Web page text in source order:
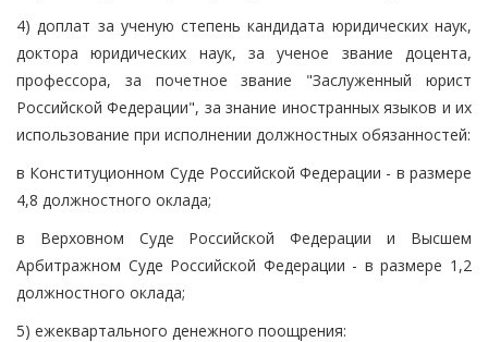
4) доплат за ученую степень кандидата юридических наук,
доктора юридических наук, за ученое звание доцента,
профессора, за почетное звание "Заслуженный юрист
Российской Федерации", за знание иностранных языков и их
использование при исполнении должностных обязанностей:
в Конституционном Суде Российской Федерации - в размере
4,8 должностного оклада;
в Верховном Суде Российской Федерации и Высшем
Арбитражном Суде Российской Федерации - в размере 1,2
должностного оклада;
5) ежеквартального денежного поощрения: